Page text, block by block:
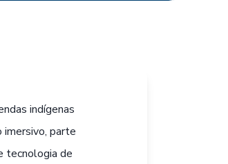
indígenas
imersivo, parte
tecnologia de